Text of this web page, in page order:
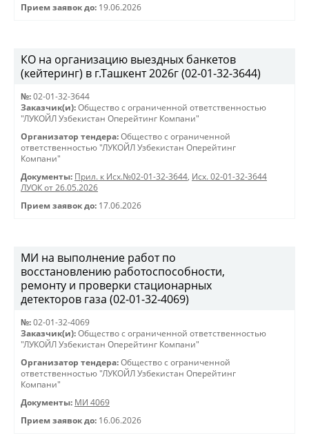
Прием заявок до: 19.06.2026
КО на организацию выездных банкетов
(кейтеринг) в г.Ташкент 2026г (02-01-32-3644)
№: 02-01-32-3644
Заказчик(и): Общество с ограниченной ответственностью
"ЛУКОЙЛ Узбекистан Оперейтинг Компани"
Организатор тендера: Общество с ограниченной
ответственностью "ЛУКОЙЛ Узбекистан Оперейтинг
Компани"
Документы: Прил. к Исх.№02-01-32-3644, Исх. 02-01-32-3644
ЛУОК от 26.05.2026
Прием заявок до: 17.06.2026
МИ на выполнение работ по
восстановлению работоспособности,
ремонту и проверки стационарных
детекторов газа (02-01-32-4069)
№: 02-01-32-4069
Заказчик(и): Общество с ограниченной ответственностью
"ЛУКОЙЛ Узбекистан Оперейтинг Компани"
Организатор тендера: Общество с ограниченной
ответственностью "ЛУКОЙЛ Узбекистан Оперейтинг
Компани"
Документы: МИ 4069
Прием заявок до: 16.06.2026